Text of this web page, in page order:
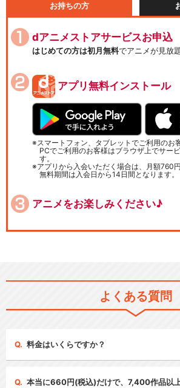
お持ちの方
dアニメストアサービスお申込
はじめての方は初月無料でアニメが見放
アプリ無料インストール
スマートフォン、タブレットでご利用のお
PCでご利用のお客様はブラウザ上でサー
す。
アプリから入会いただく場合は、月額760
無料期間は入会日から14日間となります。
アニメをお楽しみください♪
よくある質問
料金はいくらですか？
本当に660円(税込)だけで、7,400作品以